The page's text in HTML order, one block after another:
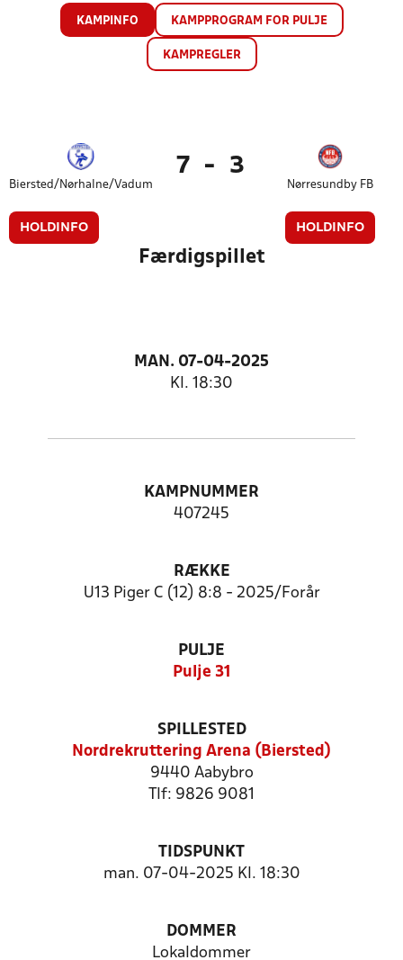
KAMPINFO KAMPPROGRAM FOR PULJE
KAMPREGLER
Biersted/Nørhalne/Vadum
HOLDINFO
7 - 3
Nørresundby FB
HOLDINFO
Færdigspillet
MAN. 07-04-2025
Kl. 18:30
KAMPNUMMER
407245
RÆKKE
U13 Piger C (12) 8:8 - 2025/Forår
PULJE
Pulje 31
SPILLESTED
Nordrekruttering Arena (Biersted)
9440 Aabybro
Tlf: 9826 9081
TIDSPUNKT
man. 07-04-2025 Kl. 18:30
DOMMER
Lokaldommer